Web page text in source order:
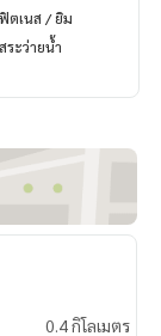
ฟิตเนส / ยิม
สระว่ายน้ำ
0.4 กิโลเมตร